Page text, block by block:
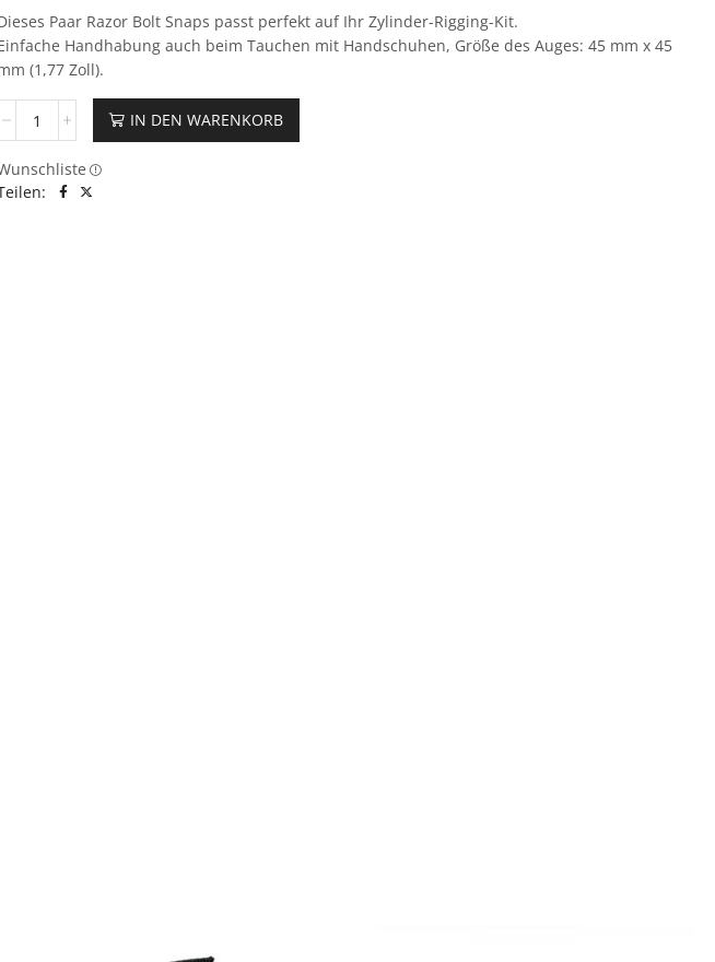
Paar Razor Bolt Snaps passt perfekt auf Ihr Zylinder-Rigging-Kit.
Handhabung auch beim Tauchen mit Handschuhen, Größe des Auges: 45 mm x 45
(1,77 Zoll).
IN DEN WARENKORB